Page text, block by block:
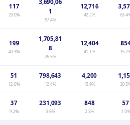
117
29.0%
1
57.4%
12,716
42.2%
199
49.3%
1,705,81
8
26.5%
12,404
41.1%
51
12.6%
798,643
12.4%
4,200
13.9%
37
9.2%
231,093
3.6%
848
2.8%
57
1.0%